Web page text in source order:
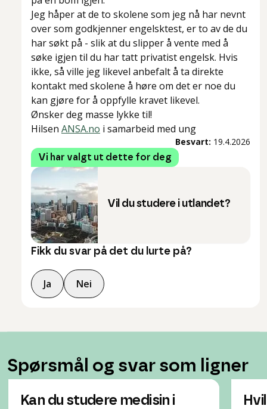
Jeg håper at de to skolene som jeg nå har nevnt
over som godkjenner engelsktest, er to av de du
har søkt på - slik at du slipper å vente med å
søke igjen til du har tatt privatist engelsk. Hvis
ikke, så ville jeg likevel anbefalt å ta direkte
kontakt med skolene å høre om det er noe du
kan gjøre for å oppfylle kravet likevel.
Ønsker deg masse lykke til!
Hilsen ANSA.no i samarbeid med ung
Besvart: 19.4.2026
Vi har valgt ut dette for deg
Vil du studere i utlandet?
Fikk du svar på det du lurte på?
Ja Nei
Spørsmål og svar som ligner
Kan du studere medisin i